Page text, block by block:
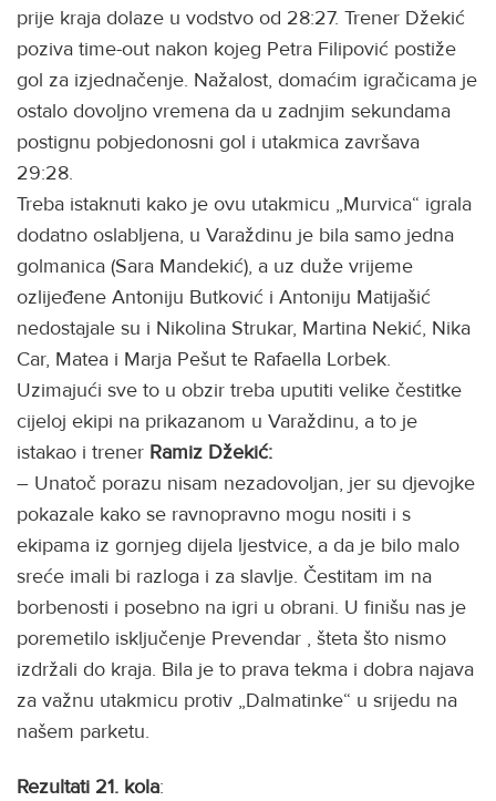
prije kraja dolaze u vodstvo od 28:27. Trener Džekić
poziva time-out nakon kojeg Petra Filipović postiže
gol za izjednačenje. Nažalost, domaćim igračicama je
ostalo dovoljno vremena da u zadnjim sekundama
postignu pobjedonosni gol i utakmica završava
29:28.
Treba istaknuti kako je ovu utakmicu „Murvica“ igrala
dodatno oslabljena, u Varaždinu je bila samo jedna
golmanica (Sara Mandekić), a uz duže vrijeme
ozlijeđene Antoniju Butković i Antoniju Matijašić
nedostajale su i Nikolina Strukar, Martina Nekić, Nika
Car, Matea i Marja Pešut te Rafaella Lorbek.
Uzimajući sve to u obzir treba uputiti velike čestitke
cijeloj ekipi na prikazanom u Varaždinu, a to je
istakao i trener Ramiz Džekić:
– Unatoč porazu nisam nezadovoljan, jer su djevojke
pokazale kako se ravnopravno mogu nositi i s
ekipama iz gornjeg dijela ljestvice, a da je bilo malo
sreće imali bi razloga i za slavlje. Čestitam im na
borbenosti i posebno na igri u obrani. U finišu nas je
poremetilo isključenje Prevendar , šteta što nismo
izdržali do kraja. Bila je to prava tekma i dobra najava
za važnu utakmicu protiv „Dalmatinke“ u srijedu na
našem parketu.
Rezultati 21. kola: